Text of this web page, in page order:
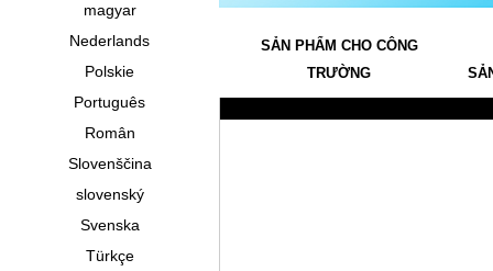
magyar
Nederlands
Polskie
Português
Român
Slovenščina
slovenský
Svenska
Türkçe
SẢN PHẨM CHO CÔNG
TRƯỜNG